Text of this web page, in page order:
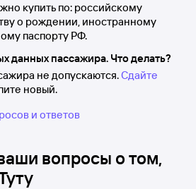
купить по: российскому
о рождении, иностранному
паспорту РФ.
данных пассажира. Что делать?
не допускаются.Сдайте
новый.
и ответов
вопросы о том,